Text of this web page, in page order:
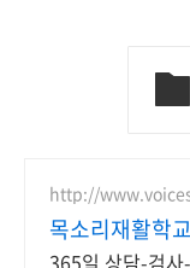
http://
목소리재활학교
365일 상담-검